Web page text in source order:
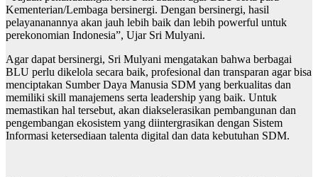
Kementerian/Lembaga bersinergi. Dengan bersinergi, hasil
pelayananannya akan jauh lebih baik dan lebih powerful untuk
perekonomian Indonesia”, Ujar Sri Mulyani.
Agar dapat bersinergi, Sri Mulyani mengatakan bahwa berbagai
BLU perlu dikelola secara baik, profesional dan transparan agar bisa
menciptakan Sumber Daya Manusia SDM yang berkualitas dan
memiliki skill manajemens serta leadership yang baik. Untuk
memastikan hal tersebut, akan diakselerasikan pembangunan dan
pengembangan ekosistem yang diintergrasikan dengan Sistem
Informasi ketersediaan talenta digital dan data kebutuhan SDM.